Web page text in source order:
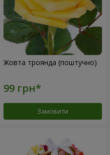
Жовта троянда (поштучно)
Замовити